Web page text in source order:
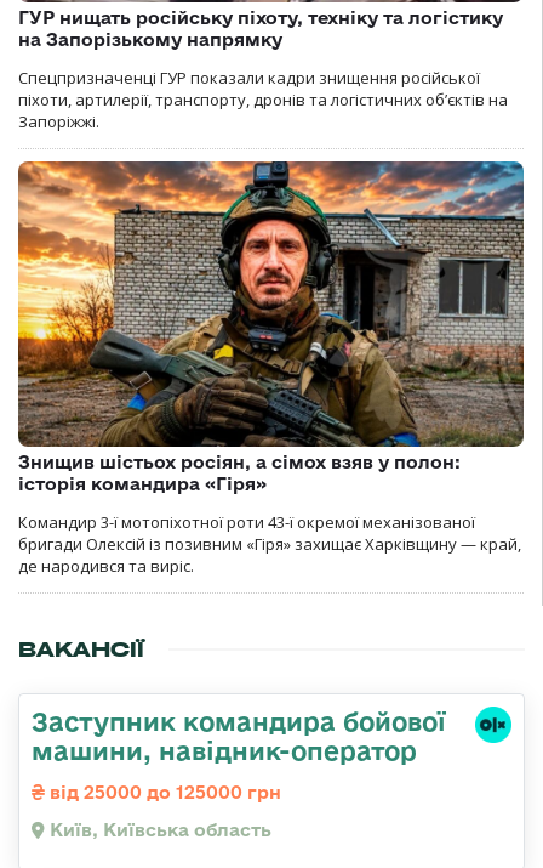
ГУР нищать російську піхоту, техніку та логістику
на Запорізькому напрямку
Спецпризначенці ГУР показали кадри знищення російської
піхоти, артилерії, транспорту, дронів та логістичних об’єктів на
Запоріжжі.
Знищив шістьох росіян, а сімох взяв у полон:
історія командира «Гіря»
Командир 3-ї мотопіхотної роти 43-ї окремої механізованої
бригади Олексій із позивним «Гіря» захищає Харківщину — край,
де народився та виріс.
ВАКАНСІЇ
Заступник командиpа бойової
машини, навідник-оператор
від 25000 до 125000 грн
Київ, Київська область